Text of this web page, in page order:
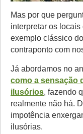
Mas por que
interpretar os
exemplo clássico
contraponto com
Já abordamos no
como a sensação
ilusórios, fazendo
realmente não há.
impotência
ilusórias.